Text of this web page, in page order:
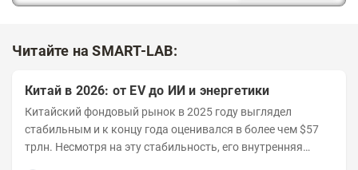
Читайте на SMART-LAB:
Китай в 2026: от EV до ИИ и энергетики
Китайский фондовый рынок в 2025 году выглядел
стабильным и к концу года оценивался в более чем $57
трлн. Несмотря на эту стабильность, его внутренняя